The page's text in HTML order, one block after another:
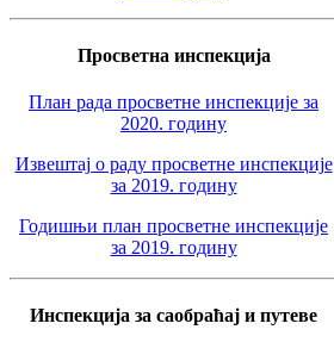
Просветна инспекција
План рада просветне инспекције за
2020. годину
Извештај о раду просветне инспекције
за 2019. годину
Годишњи план просветне инспекције
за 2019. годину
Инспекција за саобраћај и путеве